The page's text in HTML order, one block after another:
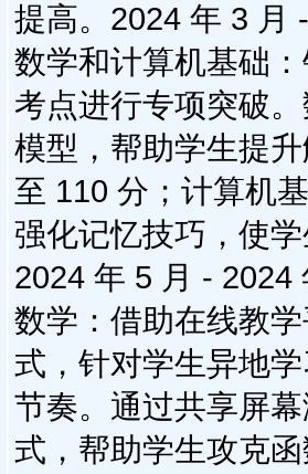
提高。​ 2024 年 3
数学和计算机基础
考点进行专项突破
模型，帮助学生提
至 110 分；计算机
强化记忆技巧，使
2024 年 5 月 - 2024
数学：借助在线教
式，针对学生异地
节奏。通过共享屏
式，帮助学生攻克